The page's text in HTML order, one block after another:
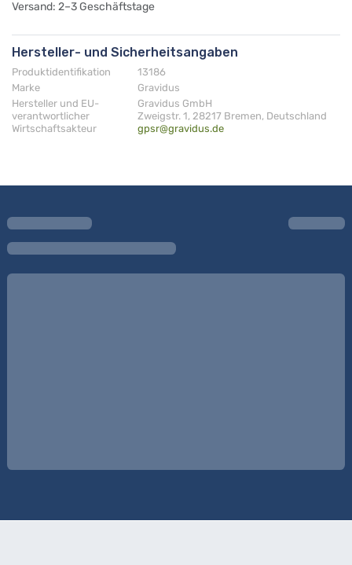
Versand: 2–3 Geschäftstage
Hersteller- und Sicherheitsangaben
Produktidentifikation
13186
Marke
Gravidus
Hersteller und EU-
verantwortlicher
Wirtschaftsakteur
Gravidus GmbH
Zweigstr. 1, 28217 Bremen, Deutschland
gpsr@gravidus.de